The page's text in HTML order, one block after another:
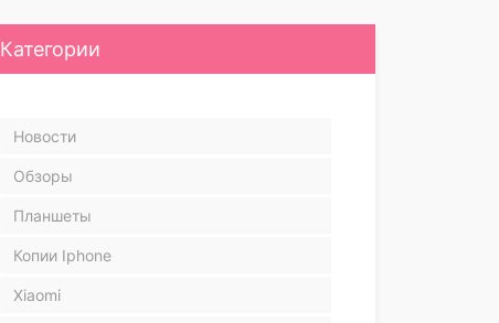
Категории
Новости
Обзоры
Планшеты
Копии Iphone
Xiaomi